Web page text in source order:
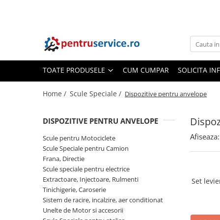
Scule Speciale
Scule pentru Motociclete
Scule Speciale pentru Camion
Frana, Directie
Extractoare, Injectoare, Rulmenti
Tinichigerie, Caroserie
Sistem de racire, incalzire, aer
conditionat
Unelte de Motor si accesorii
Scule Speciale pentru atelier
Schimb Ulei
TOATE PRODUSELE CUM CUMPAR SOLICITA
Home / Scule Speciale / Dispozitive pentru anvelope
DISPOZITIVE PENTRU ANVELOPE
Scule pentru Motociclete
Scule Speciale pentru Camion
Frana, Directie
Scule speciale pentru electrice
Extractoare, Injectoare, Rulmenti
Tinichigerie, Caroserie
Sistem de racire, incalzire, aer conditionat
Unelte de Motor si accesorii
Afiseaza:
Set